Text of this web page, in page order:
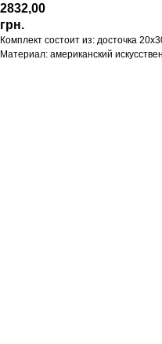
2832,00
грн.
Комплект состоит из: досточка
Материал: американский